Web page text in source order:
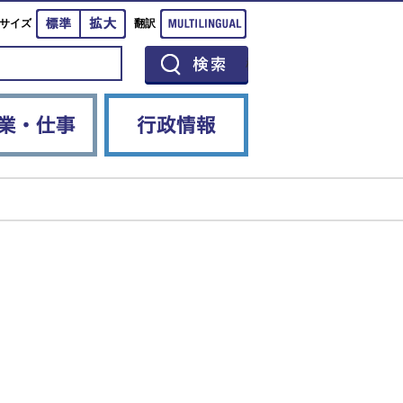
イズ 標準 拡大
翻訳